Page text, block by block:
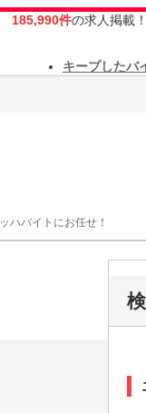
185,990件の求人掲載
キープしたバ
ハバイトにお任せ！